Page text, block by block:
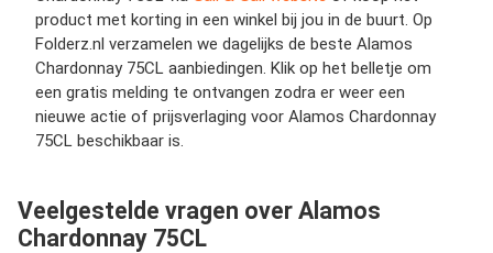
product met korting in een winkel bij jou in de buurt. Op
Folderz.nl verzamelen we dagelijks de beste Alamos
Chardonnay 75CL aanbiedingen. Klik op het belletje om
een gratis melding te ontvangen zodra er weer een
nieuwe actie of prijsverlaging voor Alamos Chardonnay
75CL beschikbaar is.
Veelgestelde vragen over Alamos
Chardonnay 75CL